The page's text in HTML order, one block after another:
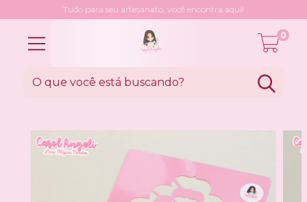
Tudo para seu artesanato, você encontra aqui!
0